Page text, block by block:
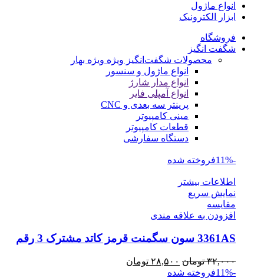
انواع ماژول
ابزار الکترونیک
فروشگاه
شگفت انگیز
محصولات شگفت‌انگیز ویژه ویژه بهار
انواع ماژول و سنسور
انواع مدار شارژ
انواع آمپلی فایر
پرینتر سه بعدی و CNC
مینی کامپیوتر
قطعات کامپیوتر
دستگاه سفارشی
-11% فروخته شده
اطلاعات بیشتر
نمایش سریع
مقايسه
افزودن به علاقه مندی
3361AS سون سگمنت قرمز کاتد مشترک 3 رقم
۳۲,۰۰۰ تومان قیمت
اصلی
۲۸,۵۰۰ تومان
-11% فروخته شده